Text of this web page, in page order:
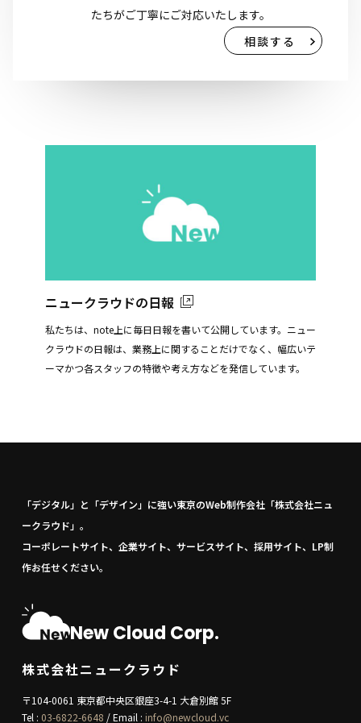
たちがご丁寧にご対応いたします。
相談する
ニュークラウドの日報
私たちは、note上に毎日日報を書いて公開しています。ニュー
クラウドの日報は、業務上に関することだけでなく、幅広いテ
ーマかつ各スタッフの特徴や考え方などを発信しています。
「デジタル」と「デザイン」に強い東京のWeb制作会社「株式会社ニュ
ークラウド」。
コーポレートサイト、企業サイト、サービスサイト、採用サイト、LP制
作お任せください。
New Cloud Corp.
株式会社ニュークラウド
〒104-0061 東京都中央区銀座3-4-1 大倉別館 5F
Tel : 03-6822-6648 / Email : info@newcloud.vc